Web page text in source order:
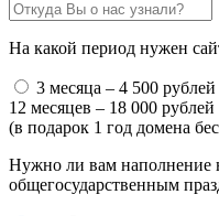
На какой период нужен
3 месяца – 4 500 рублей
12 месяцев – 18 000 рублей
(в подарок 1 год домена
Нужно ли вам наполнение
общегосударственным